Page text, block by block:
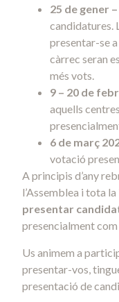
25 de gener
candidatures.
presentar-se a
càrrec seran
més vots.
9 – 20 de
aquells
6 de març
votació
A principis d’any
l’Assemblea i tota
presentar
presencialment
Us animem a
presentar-vos,
presentació de